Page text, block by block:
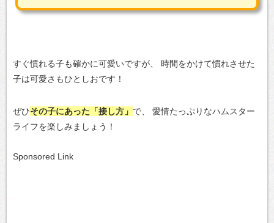
すぐ慣れる子も確かに可愛いですが、
時間をかけて慣れさせた
子は可愛さもひとしおです！
ぜひその子にあった「接し方」 で、
愛情たっぷりなハムスター
ライフを楽しみましょう！
Sponsored Link